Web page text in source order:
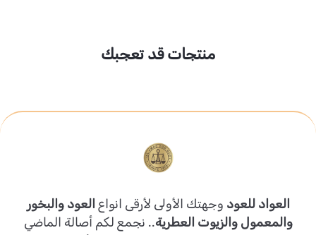
منتجات قد تعجبك
العواد للعود وجهتك الأولى لأرقى انواع العود والبخور
والمعمول والزيوت العطرية.. نجمع لكم أصالة الماضي